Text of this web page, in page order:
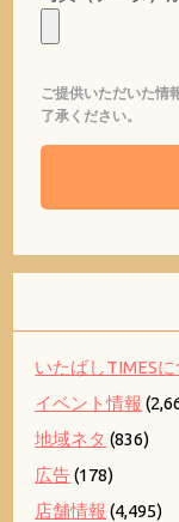
ご提供いただいた情
了承ください。
いたばしTIMES
イベント情報
地域ネタ (836)
広告(178)
店舗情報 (4,495)